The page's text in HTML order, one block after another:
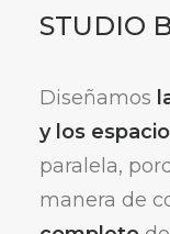
STUDIO
Diseñamos
y los
paralela,
manera de